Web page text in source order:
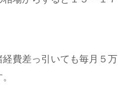
費差っ引いても毎月５万